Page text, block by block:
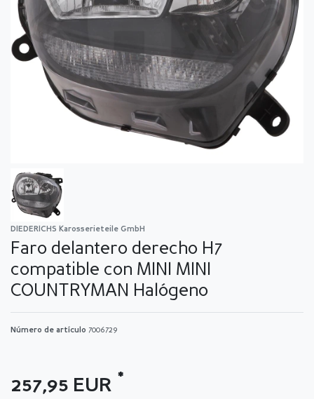
DIEDERICHS Karosserieteile GmbH
Faro delantero derecho H7
compatible con MINI MINI
COUNTRYMAN Halógeno
Número de artículo 7006729
257,95 EUR *